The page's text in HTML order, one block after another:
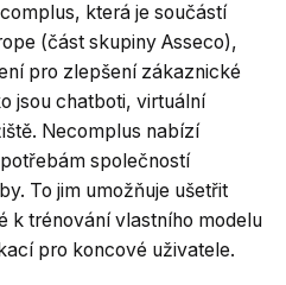
která je součástí
(část skupiny Asseco),
pro zlepšení zákaznické
jsou chatboti, virtuální
Necomplus nabízí
společností
To jim umožňuje ušetřit
k trénování vlastního modelu
pro koncové uživatele.